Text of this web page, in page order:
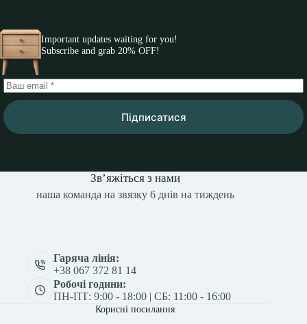
Important updates waiting for you!
Subscribe and grab 20% OFF!
Підписатися
Зв’яжіться з нами
наша команда на звязку 6 днів на тиждень
Гаряча лінія:
+38 067 372 81 14
Робочі години:
ПН-ПТ: 9:00 - 18:00 | СБ: 11:00 - 16:00
Корисні посилання